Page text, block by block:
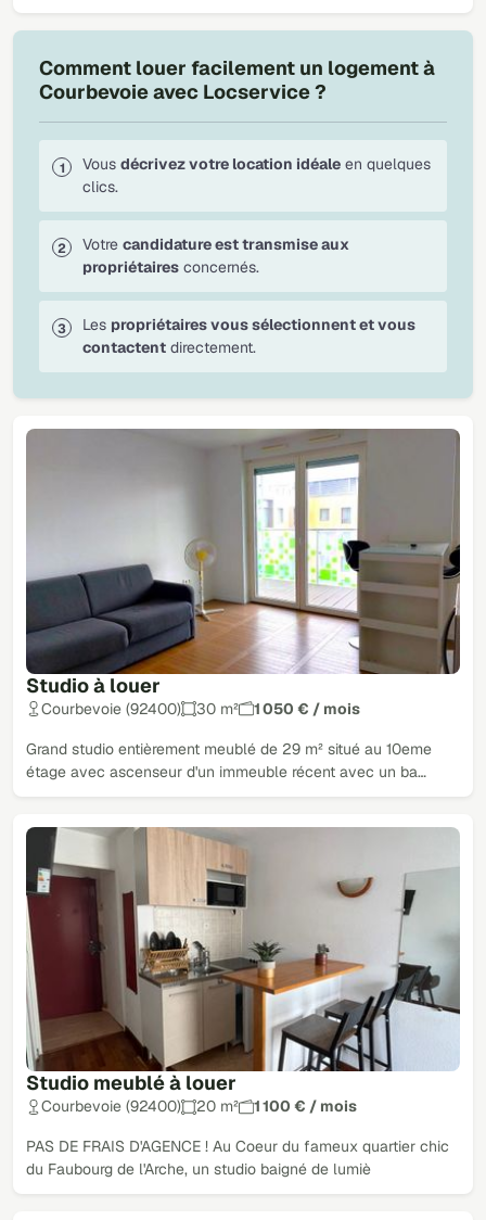
Studio à louer
Courbevoie (92400) 30 m² 1 050 € / mois
Grand studio entièrement meublé de 29 m² situé au 10eme
étage avec ascenseur d'un immeuble récent avec un ba…
Studio meublé à louer
Courbevoie (92400) 20 m² 1 100 € / mois
PAS DE FRAIS D'AGENCE ! Au Coeur du fameux quartier chic
du Faubourg de l'Arche, un studio baigné de lumiè
Comment louer facilement un logement à
Courbevoie avec Locservice ?
Vous décrivez votre location idéale en quelques
clics.
Votre candidature est transmise aux
propriétaires concernés.
Les propriétaires vous sélectionnent et vous
contactent directement.